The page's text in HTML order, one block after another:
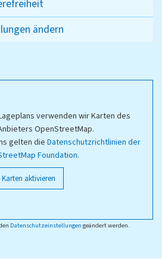
ändern
verwenden wir Karten des
OpenStreetMap.
gelten die Datenschutzrichtlinien der
Foundation.
Karten aktivieren
Datenschutzeinstellungen geändert werden.